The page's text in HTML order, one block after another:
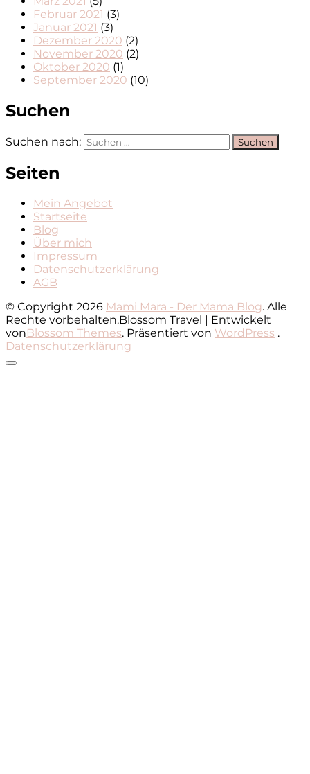
Februar 2021 (3)
Januar 2021 (3)
Dezember 2020 (2)
November 2020 (2)
Oktober 2020 (1)
September 2020 (10)
Suchen
Suchen nach:
Seiten
Mein Angebot
Startseite
Blog
Über mich
Impressum
Datenschutzerklärung
AGB
© Copyright 2026 Mami Mara - Der Mama Blog. Alle
Rechte vorbehalten.Blossom Travel | Entwickelt
vonBlossom Themes. Präsentiert von WordPress .
Datenschutzerklärung